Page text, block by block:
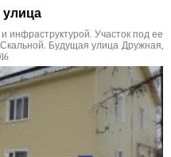
инфраструктурой. Участок под ее
Будущая улица Дружная,